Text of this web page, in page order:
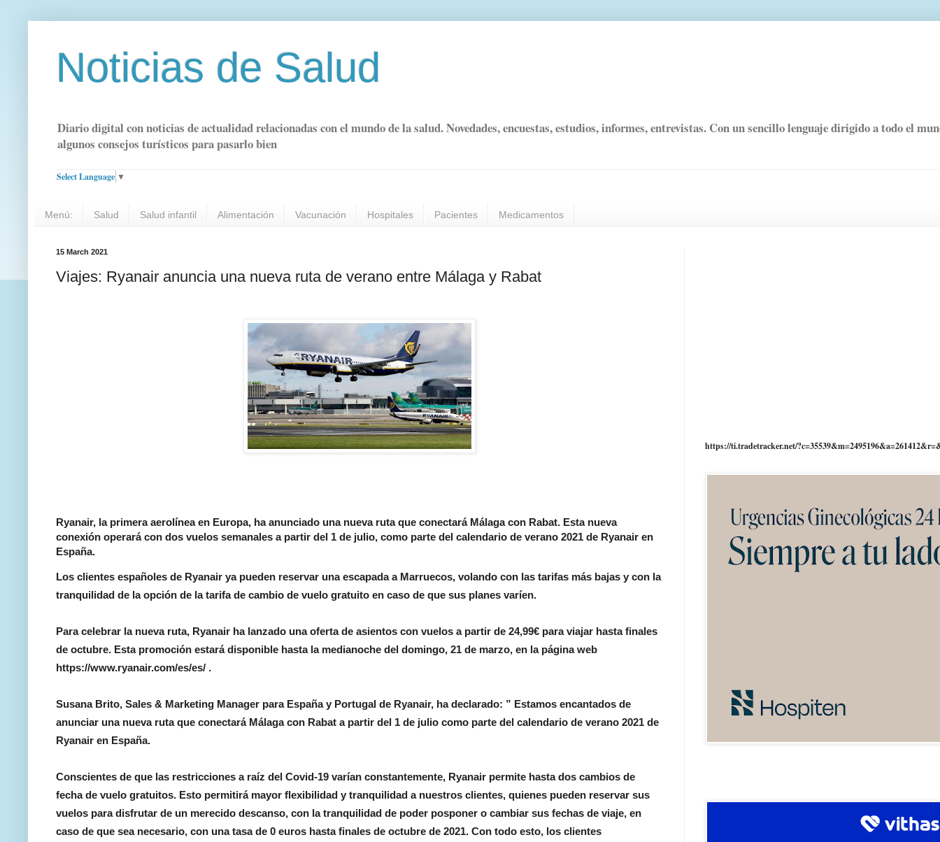
Noticias de Salud
Diario digital con noticias de actualidad relacionadas con el mundo de la salud. Novedades, encuestas, estudios, informes, entrevistas. Con un sencillo lenguaje dirigido a todo el
algunos consejos turísticos para pasarlo bien
Select Language ▼
Menú: Salud Salud infantil Alimentación Vacunación Hospitales Pacientes Medicamentos
15 March 2021
Viajes: Ryanair anuncia una nueva ruta de verano entre Málaga y Rabat
Ryanair, la primera aerolínea en Europa, ha anunciado una nueva ruta que conectará Málaga con Rabat. Esta nueva
conexión operará con dos vuelos semanales a partir del 1 de julio, como parte del calendario de verano 2021 de Ryanair en
España.
Los clientes españoles de Ryanair ya pueden reservar una escapada a Marruecos, volando con las tarifas más bajas y con la
tranquilidad de la opción de la tarifa de cambio de vuelo gratuito en caso de que sus planes varíen.
Para celebrar la nueva ruta, Ryanair ha lanzado una oferta de asientos con vuelos a partir de 24,99€ para viajar hasta finales
de octubre. Esta promoción estará disponible hasta la medianoche del domingo, 21 de marzo, en la página web
https://www.ryanair.com/es/es/ .
Susana Brito, Sales & Marketing Manager para España y Portugal de Ryanair, ha declarado: ” Estamos encantados de
anunciar una nueva ruta que conectará Málaga con Rabat a partir del 1 de julio como parte del calendario de verano 2021 de
Ryanair en España.
Conscientes de que las restricciones a raíz del Covid-19 varían constantemente, Ryanair permite hasta dos cambios de
fecha de vuelo gratuitos. Esto permitirá mayor flexibilidad y tranquilidad a nuestros clientes, quienes pueden reservar sus
vuelos para disfrutar de un merecido descanso, con la tranquilidad de poder posponer o cambiar sus fechas de viaje, en
caso de que sea necesario, con una tasa de 0 euros hasta finales de octubre de 2021. Con todo esto, los clientes
https://ti.tradetracker.net/